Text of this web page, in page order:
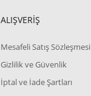
ALIŞVERİŞ
Mesafeli Satış Sözleşmesi
Gizlilik ve Güvenlik
İptal ve İade Şartları